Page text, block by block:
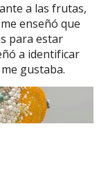
a las frutas,
enseñó que
para estar
a identificar
gustaba.